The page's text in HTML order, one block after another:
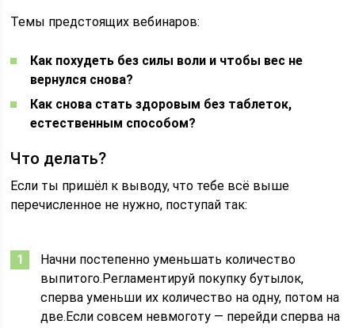
Темы предстоящих вебинаров:
Как похудеть без силы воли и чтобы вес не
вернулся снова?
Как снова стать здоровым без таблеток,
естественным способом?
Что делать?
Если ты пришёл к выводу, что тебе всё выше
перечисленное не нужно, поступай так:
Начни постепенно уменьшать количество
выпитого.Регламентируй покупку бутылок,
сперва уменьши их количество на одну, потом на
две.Если совсем невмоготу — перейди сперва на